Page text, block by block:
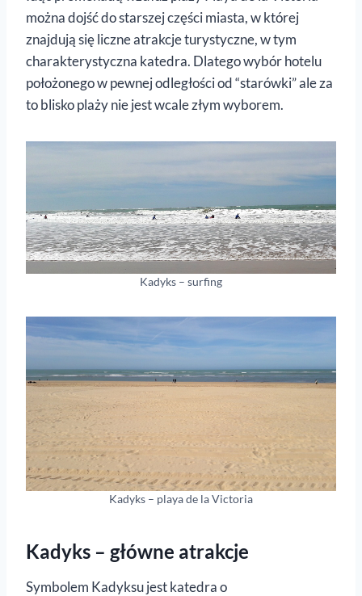
można dojść do starszej części miasta, w której
znajdują się liczne atrakcje turystyczne, w tym
charakterystyczna katedra. Dlatego wybór hotelu
położonego w pewnej odległości od “starówki” ale za
to blisko plaży nie jest wcale złym wyborem.
Kadyks – surfing
Kadyks – playa de la Victoria
Kadyks – główne atrakcje
Symbolem Kadyksu jest katedra o